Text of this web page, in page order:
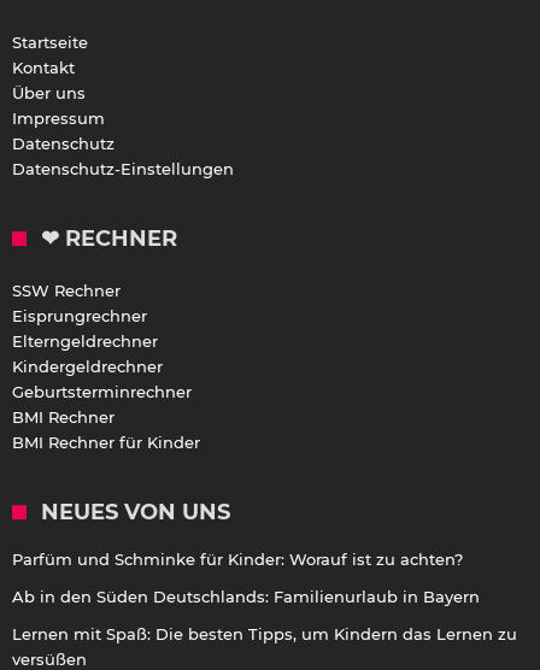
Startseite
Kontakt
Über uns
Impressum
Datenschutz
Datenschutz-Einstellungen
❤ RECHNER
SSW Rechner
Eisprungrechner
Elterngeldrechner
Kindergeldrechner
Geburtsterminrechner
BMI Rechner
BMI Rechner für Kinder
NEUES VON UNS
Parfüm und Schminke für Kinder: Worauf ist zu achten?
Ab in den Süden Deutschlands: Familienurlaub in Bayern
Lernen mit Spaß: Die besten Tipps, um Kindern das Lernen zu
versüßen